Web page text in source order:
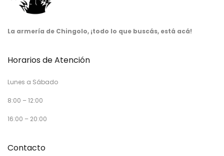
La armería de Chingolo, ¡todo lo que buscás, está acá!
Horarios de Atención
Lunes a Sábado
8:00 – 12:00
16:00 – 20:00
Contacto